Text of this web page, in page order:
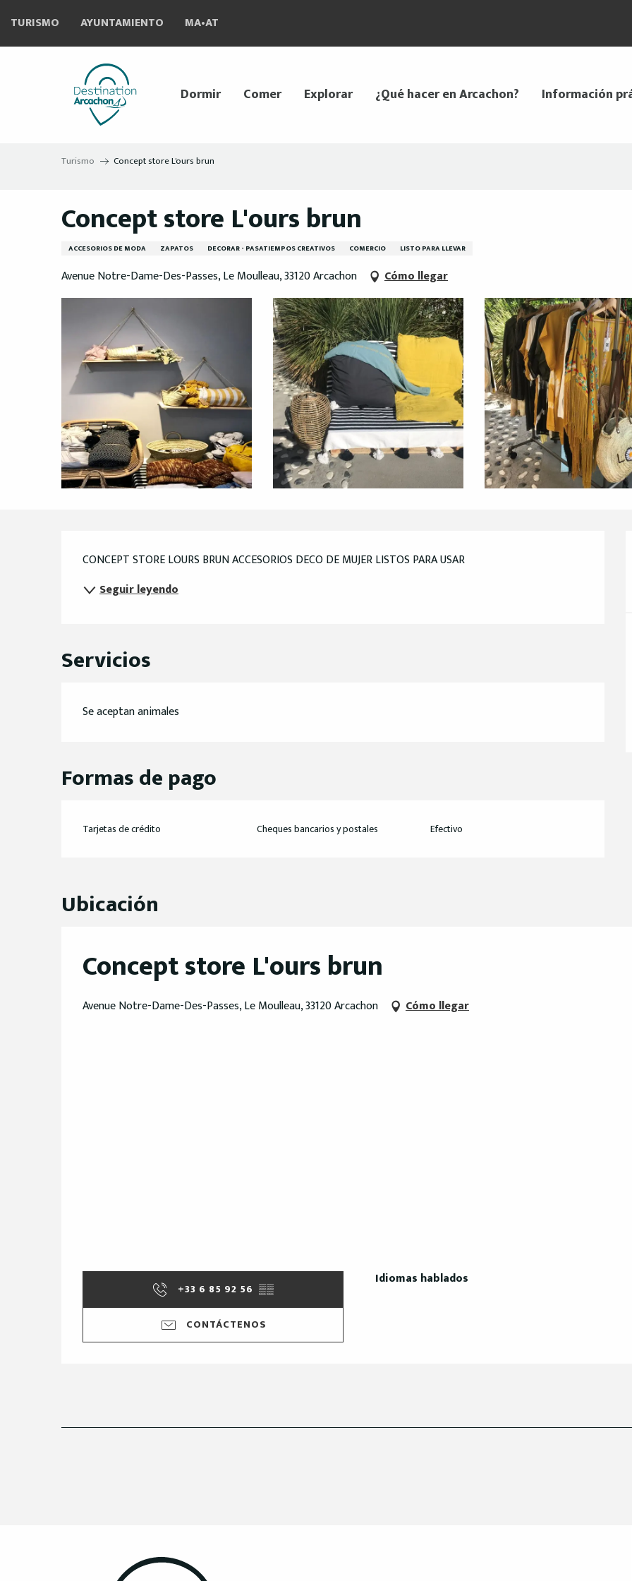
contenu
TURISMO AYUNTAMIENTO MA•AT
Dormir Comer Explorar ¿Qué hacer en Arcachon? Información
Turismo Concept store L'ours brun
Concept store L'ours brun
ACCESORIOS DE MODA ZAPATOS DECORAR - PASATIEMPOS CREATIVOS COMERCIO LISTO PARA LLEVAR
Avenue Notre-Dame-Des-Passes, Le Moulleau, 33120 Arcachon Cómo llegar
Descripción
CONCEPT STORE LOURS BRUN ACCESORIOS DECO DE MUJER LISTOS PARA USAR
Seguir leyendo
Servicios
Se aceptan animales
Formas de pago
Tarjetas de crédito Cheques bancarios y postales Efectivo
Ubicación
Concept store L'ours brun
Avenue Notre-Dame-Des-Passes, Le Moulleau, 33120 Arcachon Cómo llegar
+33 6 85 92 56 ▒▒
CONTÁCTENOS
Idiomas hablados
Idiomas hablados